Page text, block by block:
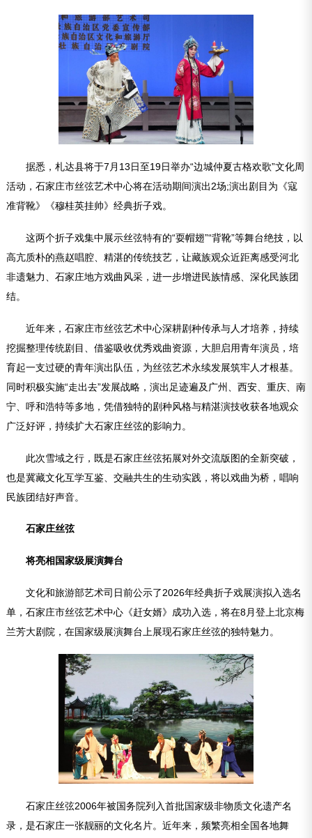
据悉，札达县将于7月13日至19日举办“边城仲夏古格欢歌”文化周
活动，石家庄市丝弦艺术中心将在活动期间演出2场;演出剧目为《寇
准背靴》《穆桂英挂帅》经典折子戏。
这两个折子戏集中展示丝弦特有的“耍帽翅”“背靴”等舞台绝技，以
高亢质朴的燕赵唱腔、精湛的传统技艺，让藏族观众近距离感受河北
非遗魅力、石家庄地方戏曲风采，进一步增进民族情感、深化民族团
结。
近年来，石家庄市丝弦艺术中心深耕剧种传承与人才培养，持续
挖掘整理传统剧目、借鉴吸收优秀戏曲资源，大胆启用青年演员，培
育起一支过硬的青年演出队伍，为丝弦艺术永续发展筑牢人才根基。
同时积极实施“走出去”发展战略，演出足迹遍及广州、西安、重庆、南
宁、呼和浩特等多地，凭借独特的剧种风格与精湛演技收获各地观众
广泛好评，持续扩大石家庄丝弦的影响力。
此次雪域之行，既是石家庄丝弦拓展对外交流版图的全新突破，
也是冀藏文化互学互鉴、交融共生的生动实践，将以戏曲为桥，唱响
民族团结好声音。
石家庄丝弦
将亮相国家级展演舞台
文化和旅游部艺术司日前公示了2026年经典折子戏展演拟入选名
单，石家庄市丝弦艺术中心《赶女婿》成功入选，将在8月登上北京梅
兰芳大剧院，在国家级展演舞台上展现石家庄丝弦的独特魅力。
石家庄丝弦2006年被国务院列入首批国家级非物质文化遗产名
录，是石家庄一张靓丽的文化名片。近年来，频繁亮相全国各地舞